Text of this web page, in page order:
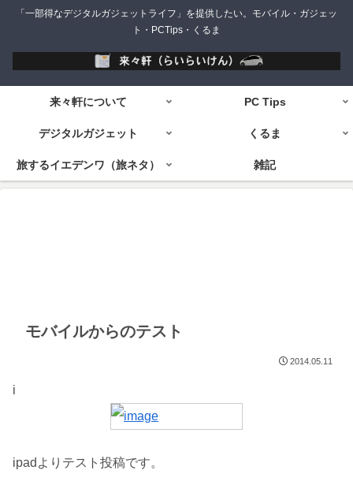
「一部得なデジタルガジェットライフ」を提供したい。モバイル・ガジェッ
ト・PCTips・くるま
来々軒について PC Tips
デジタルガジェット くるま
旅するイエデンワ（旅ネタ） 雑記
モバイルからのテスト
2014.05.11
i
ipadよりテスト投稿です。